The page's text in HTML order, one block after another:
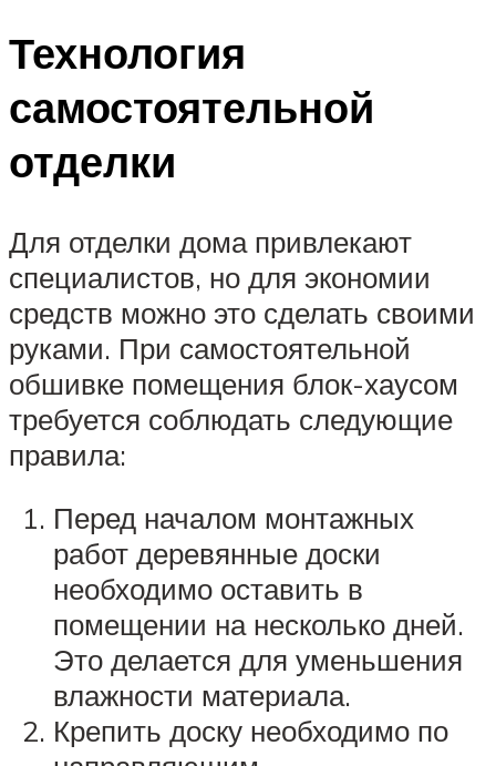
Технология
самостоятельной
отделки
Для отделки дома привлекают
специалистов, но для экономии
средств можно это сделать своими
руками. При самостоятельной
обшивке помещения блок-хаусом
требуется соблюдать следующие
правила:
Перед началом монтажных
работ деревянные доски
необходимо оставить в
помещении на несколько дней.
Это делается для уменьшения
влажности материала.
Крепить доску необходимо по